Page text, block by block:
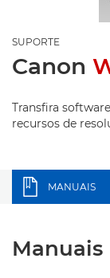
SUPORTE
Canon
Transfira
recursos de
MANUAIS
Manuais